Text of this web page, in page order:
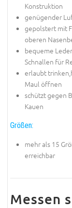
Konstruktion
genügender
gepolstert mit
oberen
bequeme
Schnallen für
erlaubt
Maul öffnen
schützt gegen
Kauen
Größen:
mehr als 15
erreichbar
Messen